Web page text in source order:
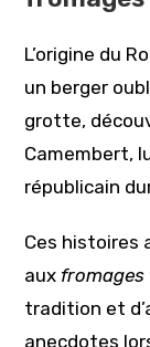
L’origine du
un berger
grotte,
Camembert,
républicain
Ces histoires
aux
tradition et
anecdotes